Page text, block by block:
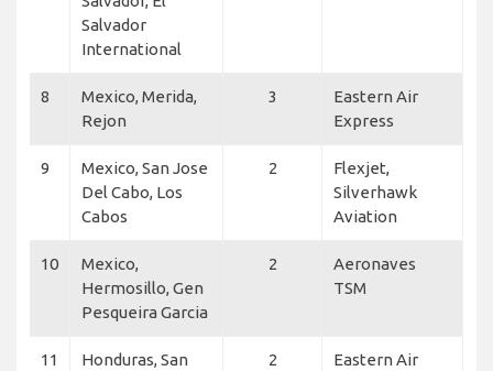
Salvador
International
8
Mexico, Merida,
Rejon
3
Eastern Air
Express
9
Mexico, San Jose
Del Cabo, Los
Cabos
2
Flexjet,
Silverhawk
Aviation
10
Mexico,
Hermosillo, Gen
Pesqueira Garcia
2
Aeronaves
TSM
11
Honduras, San
2
Eastern Air